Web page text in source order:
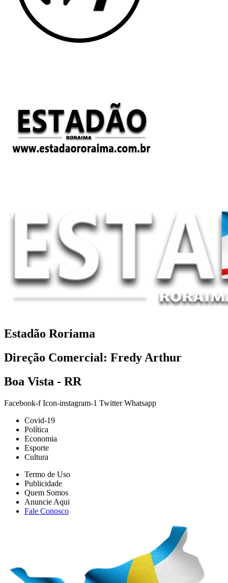
Estadão Roriama
Direção Comercial: Fredy Arthur
Boa Vista - RR
Facebook-f Icon-instagram-1 Twitter Whatsapp
Covid-19
Política
Economia
Esporte
Cultura
Termo de Uso
Publicidade
Quem Somos
Anuncie Aqui
Fale Conosco